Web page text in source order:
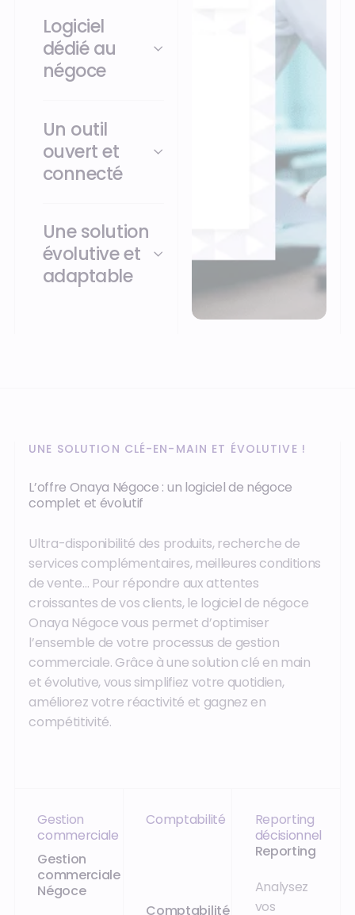
Logiciel
dédié au
négoce
Un outil
ouvert et
connecté
Une solution
évolutive et
adaptable
UNE SOLUTION CLÉ-EN-MAIN ET ÉVOLUTIVE !
L’offre Onaya Négoce : un logiciel de négoce
complet et évolutif
Ultra-disponibilité des produits, recherche de
services complémentaires, meilleures conditions
de vente… Pour répondre aux attentes
croissantes de vos clients, le logiciel de négoce
Onaya Négoce vous permet d’optimiser
l’ensemble de votre processus de gestion
commerciale. Grâce à une solution clé en main
et évolutive, vous simplifiez votre quotidien,
améliorez votre réactivité et gagnez en
compétitivité.
Gestion
commerciale
Gestion
commerciale
Négoce
Comptabilité
Comptabilité
Reporting
décisionnel
Reporting
Analysez
vos